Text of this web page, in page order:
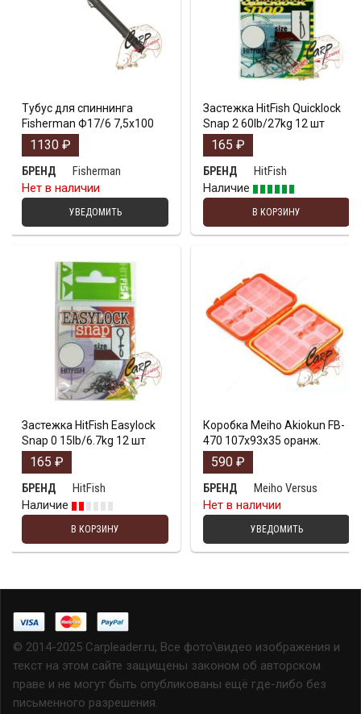
Тубус для спиннинга
Fisherman Ф17/6 7,5х100
1130 ₽
БРЕНД
Fisherman
Нет в наличии
УВЕДОМИТЬ
Застежка HitFish Quicklock
Snap 2 60lb/27kg 12 шт
165 ₽
БРЕНД
HitFish
Наличие
В КОРЗИНУ
Застежка HitFish Easylock
Snap 0 15lb/6.7kg 12 шт
165 ₽
БРЕНД
HitFish
Наличие
В КОРЗИНУ
Коробка Meiho Akiokun FB-
470 107x93x35 оранж.
590 ₽
БРЕНД
Meiho Versus
Нет в наличии
УВЕДОМИТЬ
© 2014-2025 Carpleader.ru, Все фото\видео изображения и
текст на этом сайте защищены законом об авторском
праве и не могут быть опубликованы ещё где-либо без
письменного разрешения.